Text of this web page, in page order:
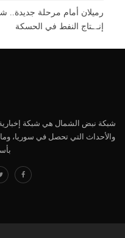
رميلان أمام مرحلة جديدة..
إنـ.ـتاج النفط في الحسكة
شبكة نبض الشمال هي شبكة إخبارية
والأحداث التي تحصل في سوريا،